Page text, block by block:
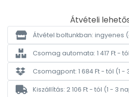
Átvételi
Átvétel boltunkban: ingyenes
Csomag automata: 1 417 Ft - tól
Csomagpont: 1 684 Ft - tól (1 -
Kiszállítás: 2 106 Ft - tól (1 - 3